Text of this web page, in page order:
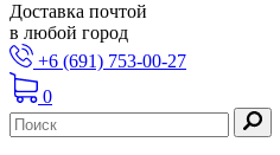
Доставка почтой
в любой город
+6 (691) 753-00-27
0